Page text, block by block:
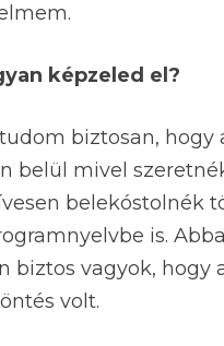
képzeled el?
biztosan, hogy
belül mivel
belekóstolnék
is.
biztos vagyok, hogy
volt.